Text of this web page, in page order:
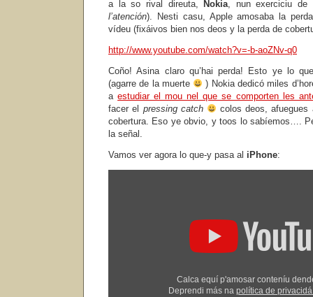
a la so rival direuta,
Nokia, nun exerciciu de
l’atención). Nesti casu, Apple amosaba la
vídeu (fixáivos bien nos deos y la perda de
http://www.youtube.com/watch?v=-b-aoZNv-q0
Coño! Asina claro qu’hai perda! Esto ye lo
(agarre de la muerte
) Nokia dedicó miles
aestudiar el mou nel que se comporten les
facer el pressing catch
colos deos,
cobertura. Eso ye obvio, y toos lo sabíemos….
la señal.
Vamos ver agora lo que-y pasa al iPhone:
Calca equí p'amosar conteníu
Deprendi más na política de